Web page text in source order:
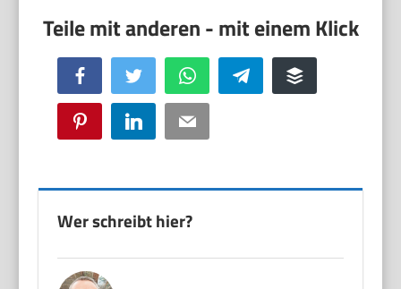
Facebook Twitter WhatsApp Telegram Buffer
Pinterest LinkedIn Email
Wer schreibt hier?